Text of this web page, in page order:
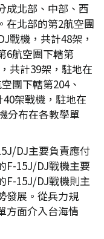
成北部、中部、西
在北部的第2航空團
戰機，共計48架，
6航空團下轄第
共計39架，駐地在
團下轄第204、
架戰機，駐地在
分布在各教學單
DJ主要負責應付
F-15J/DJ戰機主要
F-15J/DJ戰機則主
發展。從兵力規
方面介入台海情